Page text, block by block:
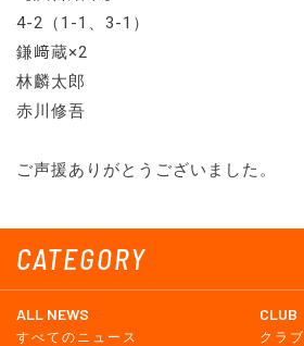
CATEGORY
ALL NEWS
すべてのニュース
CLUB
クラブ
4-2（1-1、3-1）
鎌﨑蔵×2
林麟太郎
赤川修吾
ご声援ありがとうございました。